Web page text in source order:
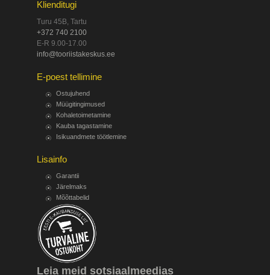
Klienditugi
Turu 45B, Tartu
+372 740 2100
E-R 9.00-17.00
info@tooriistakeskus.ee
E-poest tellimine
Ostujuhend
Müügitingimused
Kohaletoimetamine
Kauba tagastamine
Isikuandmete töötlemine
Lisainfo
Garantii
Järelmaks
Mõõttabelid
Leia meid sotsiaalmeedias